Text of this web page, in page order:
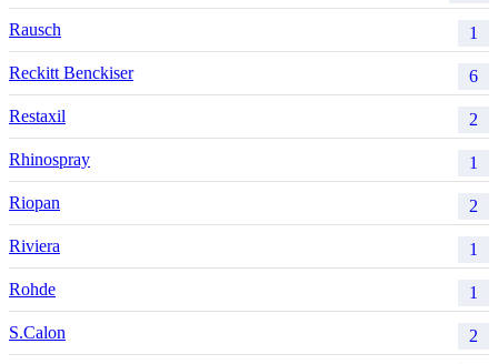
Rausch 1
Reckitt Benckiser 6
Restaxil 2
Rhinospray 1
Riopan 2
Riviera 1
Rohde 1
S.Calon 2